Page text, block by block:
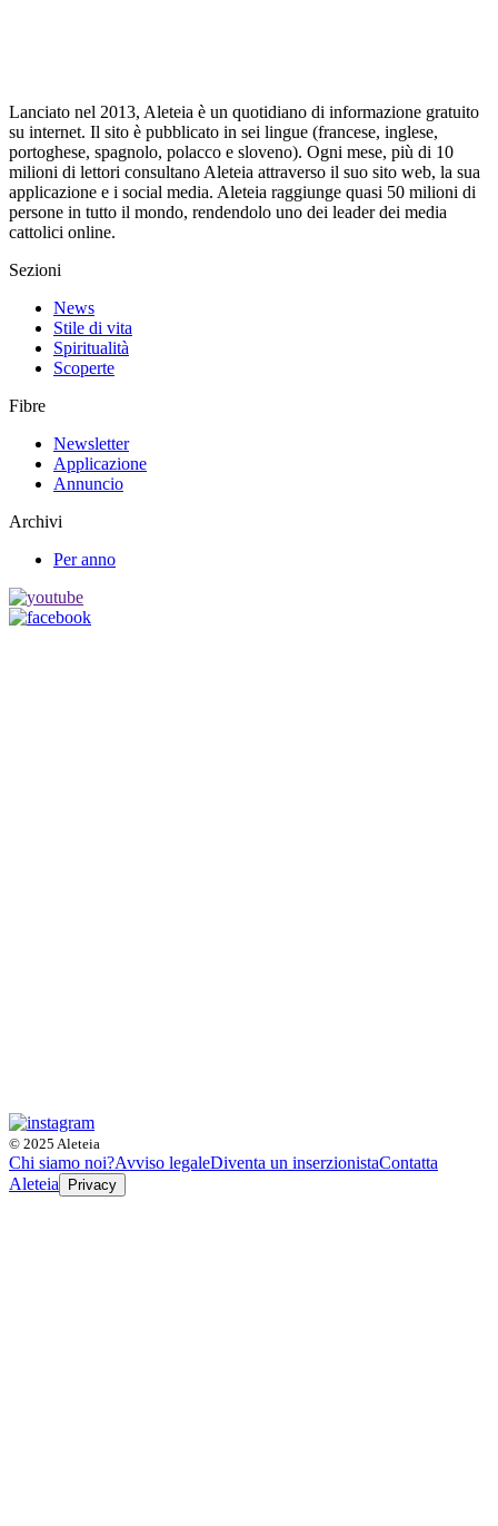
Lanciato nel 2013, Aleteia è un quotidiano di informazione gratuito
su internet. Il sito è pubblicato in sei lingue (francese, inglese,
portoghese, spagnolo, polacco e sloveno). Ogni mese, più di 10
milioni di lettori consultano Aleteia attraverso il suo sito web, la sua
applicazione e i social media. Aleteia raggiunge quasi 50 milioni di
persone in tutto il mondo, rendendolo uno dei leader dei media
cattolici online.
Sezioni
News
Stile di vita
Spiritualità
Scoperte
Fibre
Newsletter
Applicazione
Annuncio
Archivi
Per anno
© 2025 Aleteia
Chi siamo noi?Avviso legaleDiventa un inserzionistaContatta
Aleteia
Privacy